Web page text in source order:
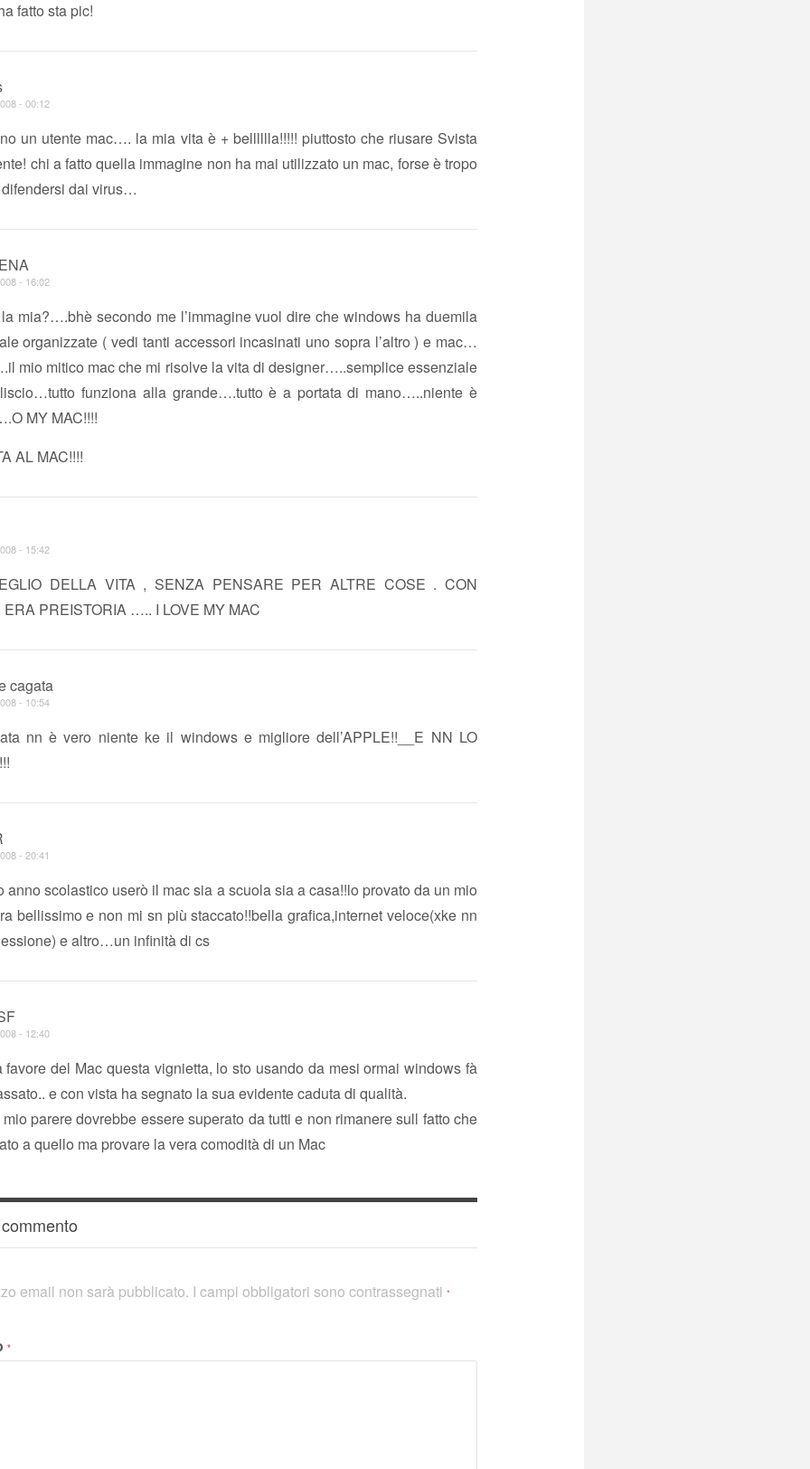
fatto sta pic!
- 00:12
un utente mac…. la mia vita è + belllllla!!!!! piuttosto che riusare Svista
chi a fatto quella immagine non ha mai utilizzato un mac, forse è tropo
dai virus…
- 16:02
mia?….bhè secondo me l’immagine vuol dire che windows ha duemila
organizzate ( vedi tanti accessori incasinati uno sopra l’altro ) e mac…
mio mitico mac che mi risolve la vita di designer…..semplice essenziale
funziona alla grande….tutto è a portata di mano…..niente è
MY MAC!!!!
AL MAC!!!!
- 15:42
DELLA VITA , SENZA PENSARE PER ALTRE COSE . CON
PREISTORIA ….. I LOVE MY MAC
cagata
- 10:54
nn è vero niente ke il windows e migliore dell’APPLE!!__E NN LO
- 20:41
anno scolastico userò il mac sia a scuola sia a casa!!lo provato da un mio
bellissimo e non mi sn più staccato!!bella grafica,internet veloce(xke nn
e altro…un infinità di cs
- 12:40
favore del Mac questa vignietta, lo sto usando da mesi ormai windows fà
e con vista ha segnato la sua evidente caduta di qualità.
parere dovrebbe essere superato da tutti e non rimanere sull fatto che
a quello ma provare la vera comodità di un Mac
email non sarà pubblicato. I campi obbligatori sono contrassegnati*
*